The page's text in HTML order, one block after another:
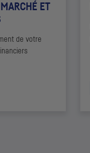
ET
de votre